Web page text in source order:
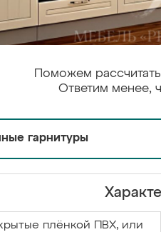
Поможем
Ответим менее,
гарнитуры
плёнкой ПВХ, или